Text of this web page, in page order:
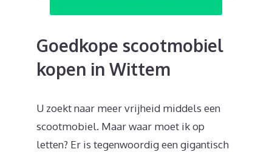
Goedkope scootmobiel
kopen in Wittem
U zoekt naar meer vrijheid middels een
scootmobiel. Maar waar moet ik op
letten? Er is tegenwoordig een gigantisch